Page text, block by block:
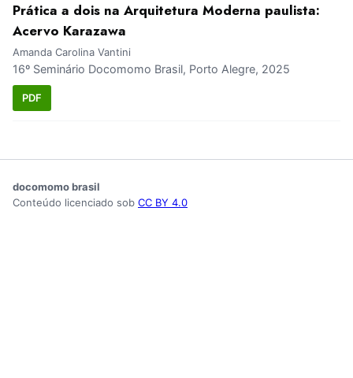
Prática a dois na Arquitetura Moderna paulista:
Acervo Karazawa
Amanda Carolina Vantini
16º Seminário Docomomo Brasil, Porto Alegre, 2025
PDF
docomomo brasil
Conteúdo licenciado sob CC BY 4.0